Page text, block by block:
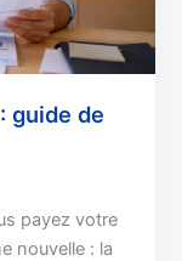
guide de
payez votre
nouvelle : la